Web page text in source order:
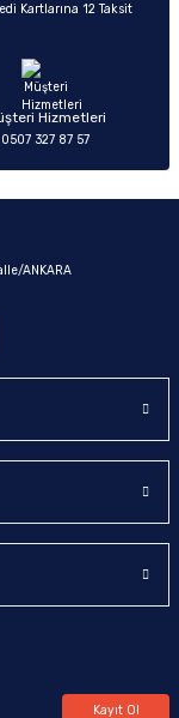
Kartlarına 12 Taksit
Hizmetleri
0507 327 87 57
ANKARA
Kayıt Ol